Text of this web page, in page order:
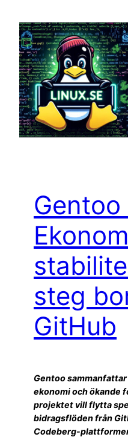
innehåll
steg
GitHub
Gentoo
ekonomi och ökande
projektet vill flytta
bidragsflöden från
Codeberg-